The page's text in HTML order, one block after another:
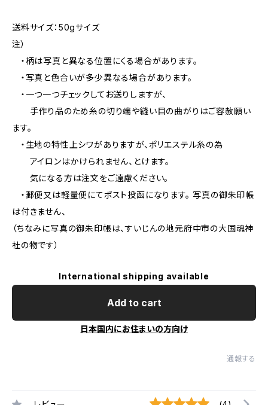
送料サイズ：50gサイズ
注）
・柄は写真と異なる位置にくる場合があります。
・写真と色合いが多少異なる場合があります。
・一つ一つチェックしてお送りしますが、
手作り品のため糸の切り端や縫い目の曲がりはご容赦願い
ます。
・生地の特性上シワがありますが、ポリエステル糸の為
アイロンはかけられません、とけます。
気になる方は注文をご遠慮ください。
・郵便又は軽量便にてポスト投函になります。 写真の御朱印帳
は付きません、
（ちなみに写真の御朱印帳は、すいじんの地元府中市の大国魂神
社の物です）
International shipping available
Add to cart
日本国内にお住まいの方向け
通報する